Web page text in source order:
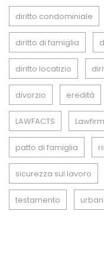
diritto condominiale
diritto di famiglia
diritto locatizio
divorzio eredità
LAWFACTS
patto di famiglia
sicurezza sul lavoro
testamento